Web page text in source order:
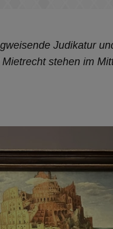
Judikatur
stehen im